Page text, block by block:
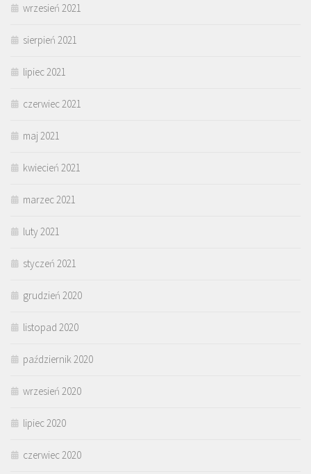
wrzesień 2021
sierpień 2021
lipiec 2021
czerwiec 2021
maj 2021
kwiecień 2021
marzec 2021
luty 2021
styczeń 2021
grudzień 2020
listopad 2020
październik 2020
wrzesień 2020
lipiec 2020
czerwiec 2020